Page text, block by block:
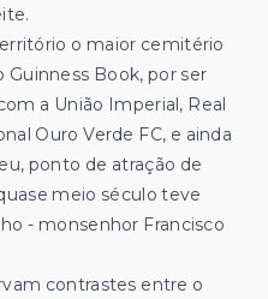
o maior cemitério
Book, por ser
a União Imperial, Real
Ouro Verde FC, e ainda
ponto de atração de
meio século teve
- monsenhor Francisco
contrastes entre o